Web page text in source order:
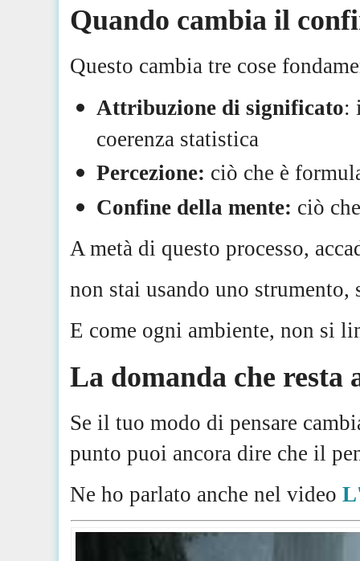
Quando cambia il
Questo cambia tre cose
Attribuzione di significato:
coerenza statistica
Percezione: ciò che è
Confine della mente: ciò
A metà di questo processo,
non stai usando uno
E come ogni ambiente, non si
La domanda che resta
Se il tuo modo di pensare
punto puoi ancora dire che il
Ne ho parlato anche nel video